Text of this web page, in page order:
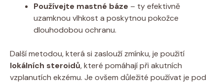
Používejte mastné báze – ​ty efektivně
uzamknou vlhkost‍ a poskytnou pokožce
dlouhodobou ochranu.
Další metodou, která⁣ si⁣ zaslouží ‌zmínku, ⁤je⁤ použití
lokálních⁣ steroidů, ⁢které pomáhají ⁢při akutních
vzplanutích‍ ekzému.‌ Je ​ovšem důležité‍ používat je pod